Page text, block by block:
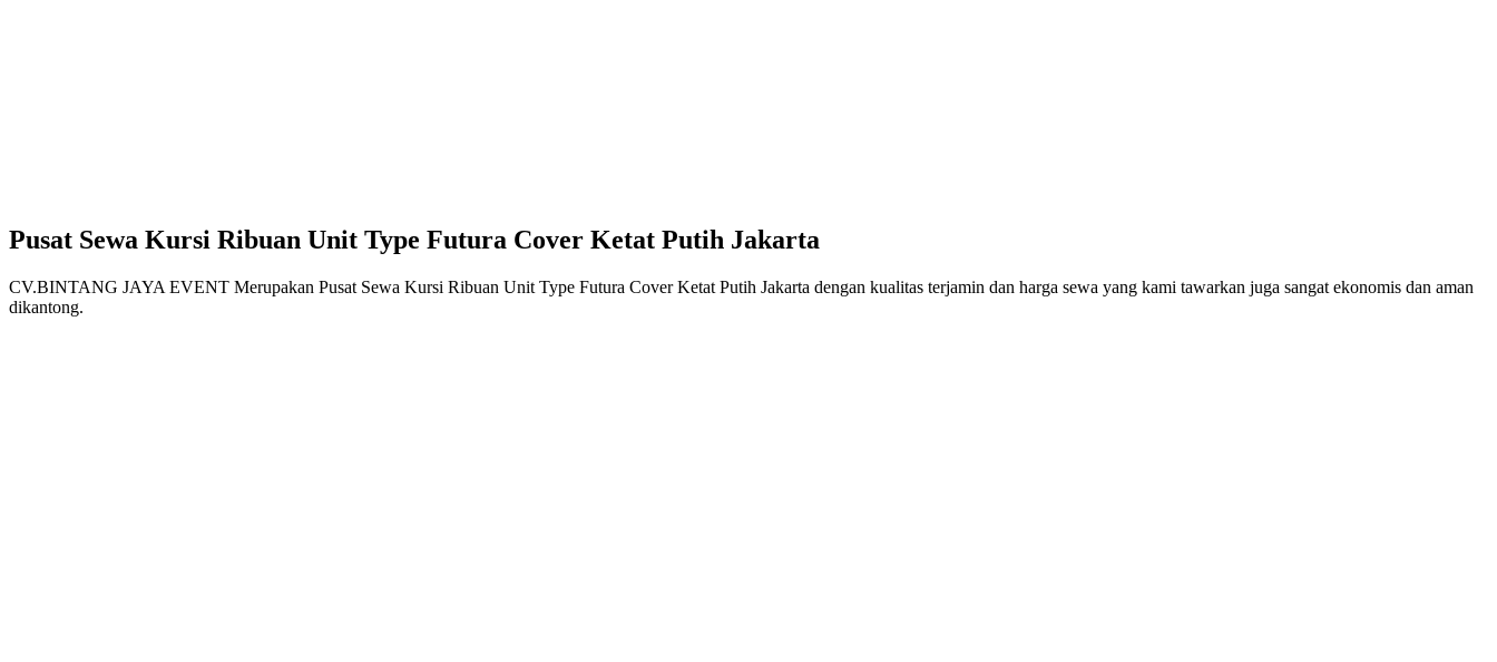
Pusat Sewa Kursi Ribuan Unit Type Futura Cover Ketat Putih Jakarta
CV.BINTANG JAYA EVENT Merupakan Pusat Sewa Kursi Ribuan Unit Type Futura Cover Ketat Putih Jakarta dengan kualitas terjamin dan harga sewa yang kami tawarkan juga sangat ekonomis dan aman
dikantong.